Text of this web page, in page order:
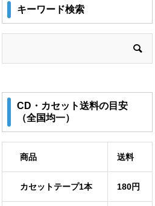
キーワード検索
CD・カセット送料の目安
（全国均一）
商品 送料
カセットテープ1本 180円